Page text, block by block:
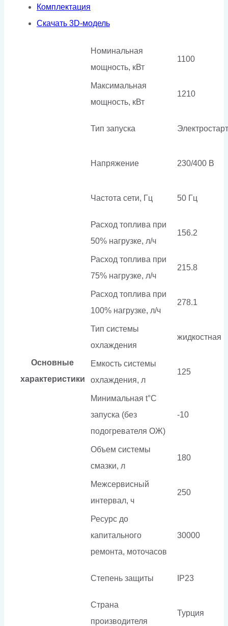
Комплектация
Скачать 3D-модель
Основные
характеристики
Номинальная
мощность, кВт
1100
Максимальная
мощность, кВт
1210
Тип запуска
Напряжение 230/400 В
Частота сети, Гц 50 Гц
Расход топлива при
50% нагрузке, л/ч
156.2
Расход топлива при
75% нагрузке, л/ч
215.8
Расход топлива при
100% нагрузке, л/ч
278.1
Тип системы
охлаждения
жидкостная
Емкость системы
охлаждения, л
125
Минимальная t°С
запуска (без
подогревателя ОЖ)
-10
Объем системы
смазки, л
180
Межсервисный
интервал, ч
250
Ресурс до
капитального
ремонта, моточасов
30000
Степень защиты IP23
Страна
производителя
Турция